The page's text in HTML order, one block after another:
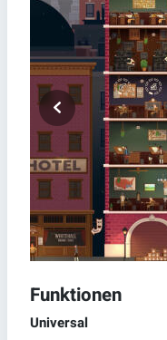
Funktionen
Universal